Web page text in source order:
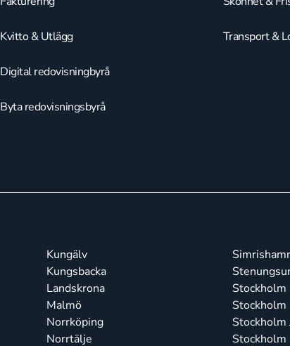
Kvitto & Utlägg
Digital redovisningbyrå
Byta redovisningsbyrå
Transport &
Kungälv
Kungsbacka
Landskrona
Malmö
Norrköping
Norrtälje
Stockholm
Stockholm
Stockholm
Stockholm